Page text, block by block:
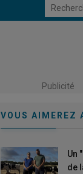
Publicité
VOUS AIMEREZ
Un
de